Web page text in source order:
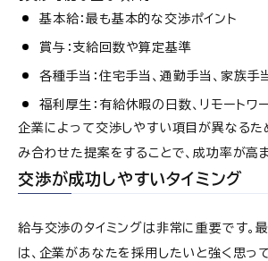
基本給：最も基本的な交渉ポイント
賞与：支給回数や算定基準
各種手当：住宅手当、通勤手当、家族手
福利厚生：有給休暇の日数、リモートワ
企業によって交渉しやすい項目が異なるた
み合わせた提案をすることで、成功率が高ま
交渉が成功しやすいタイミング
給与交渉のタイミングは非常に重要です。
は、企業があなたを採用したいと強く思っ